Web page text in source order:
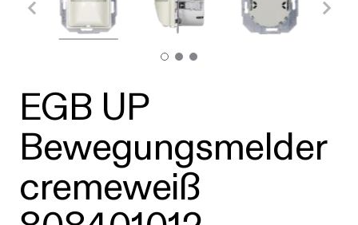
EGB UP
Bewegungsmelder
cremeweiß